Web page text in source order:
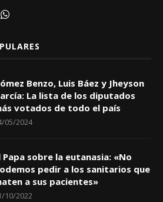
Benzo, Luis Báez y Jheyson
La lista de los diputados
votados de todo el país
05/2024
Papa sobre la eutanasia: «No
pedir a los sanitarios que
a sus pacientes»
10/2022